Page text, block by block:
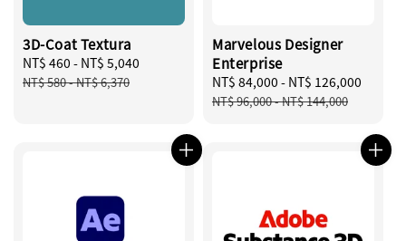
3D-Coat Textura
Sale
price
NT$ 460 - NT$ 5,040
NT$ 580-NT$ 6,370
Marvelous Designer
Enterprise
Sale
price
NT$ 84,000 - NT$ 126,000
NT$ 96,000-NT$ 144,000